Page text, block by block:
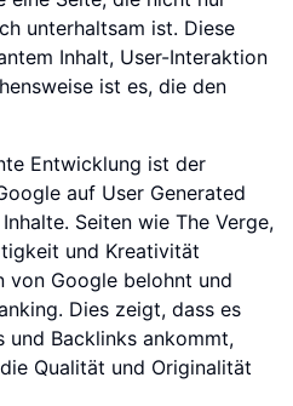
unterhaltsam ist. Diese
Inhalt, User-Interaktion
ist es, die den
Entwicklung ist der
auf User Generated
Seiten wie The Verge,
und Kreativität
von Google belohnt und
Dies zeigt, dass es
und Backlinks ankommt,
Qualität und Originalität